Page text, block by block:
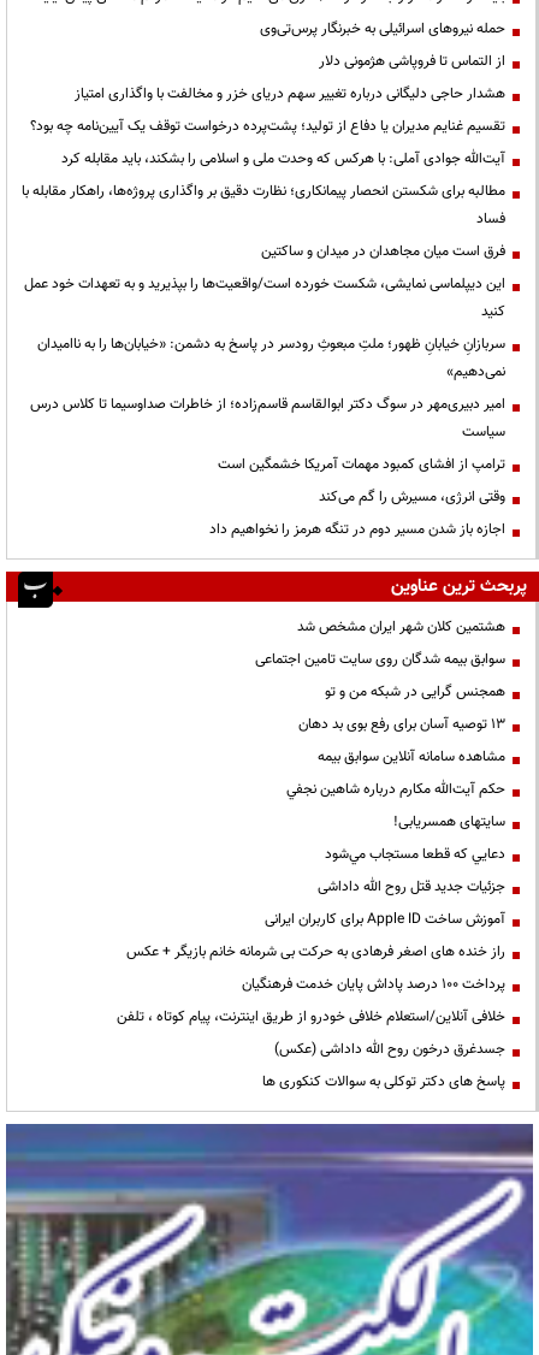
حمله نیروهای اسرائیلی به خبرنگار پرس‌تی‌وی
از التماس تا فروپاشی هژمونی دلار
هشدار حاجی دلیگانی درباره تغییر سهم دریای خزر و مخالفت با واگذاری امتیاز
تقسیم غنایم مدیران یا دفاع از تولید؛ پشت‌پرده درخواست توقف یک آیین‌نامه چه بود؟
آیت‌الله جوادی آملی: با هرکس که وحدت ملی و اسلامی را بشکند، باید مقابله کرد
مطالبه برای شکستن انحصار پیمانکاری؛ نظارت دقیق بر واگذاری پروژه‌ها، راهکار مقابله با
فساد
فرق است میان مجاهدان در میدان و ساکتین
این دیپلماسی نمایشی، شکست خورده است/واقعیت‌ها را بپذیرید و به تعهدات خود عمل
کنید
سربازانِ خیابانِ ظهور؛ ملتِ مبعوثِ رودسر در پاسخ به دشمن: «خیابان‌ها را به ناامیدان
نمی‌دهیم»
امیر دبیری‌مهر در سوگ دکتر ابوالقاسم قاسم‌زاده؛ از خاطرات صداوسیما تا کلاس درس
سیاست
ترامپ از افشای کمبود مهمات آمریکا خشمگین است
وقتی انرژی، مسیرش را گم می‌کند
اجازه باز شدن مسیر دوم در تنگه هرمز را نخواهیم داد
پربحث ترین عناوین
هشتمین کلان شهر ایران مشخص شد
سوابق بیمه شدگان روی سایت تامین اجتماعی
همجنس گرایی در شبکه من و تو
13 توصیه آسان برای رفع بوی بد دهان
مشاهده سامانه آنلاين سوابق بیمه
حكم آيت‌الله مكارم درباره شاهين نجفي
سایتهای همسریابی!
دعايي كه قطعا مستجاب مي‌شود
جزئیات جدید قتل روح الله داداشی
آموزش ساخت Apple ID برای کاربران ایرانی
راز خنده های اصغر فرهادی به حرکت بی شرمانه خانم بازیگر + عکس
پرداخت ۱۰۰ درصد پاداش پایان خدمت فرهنگیان
خلافی آنلاین/استعلام خلافی خودرو از طریق اینترنت، پیام کوتاه ، تلفن
جسدغرق درخون روح الله داداشی (عکس)
پاسخ های دکتر توکلی به سوالات کنکوری ها